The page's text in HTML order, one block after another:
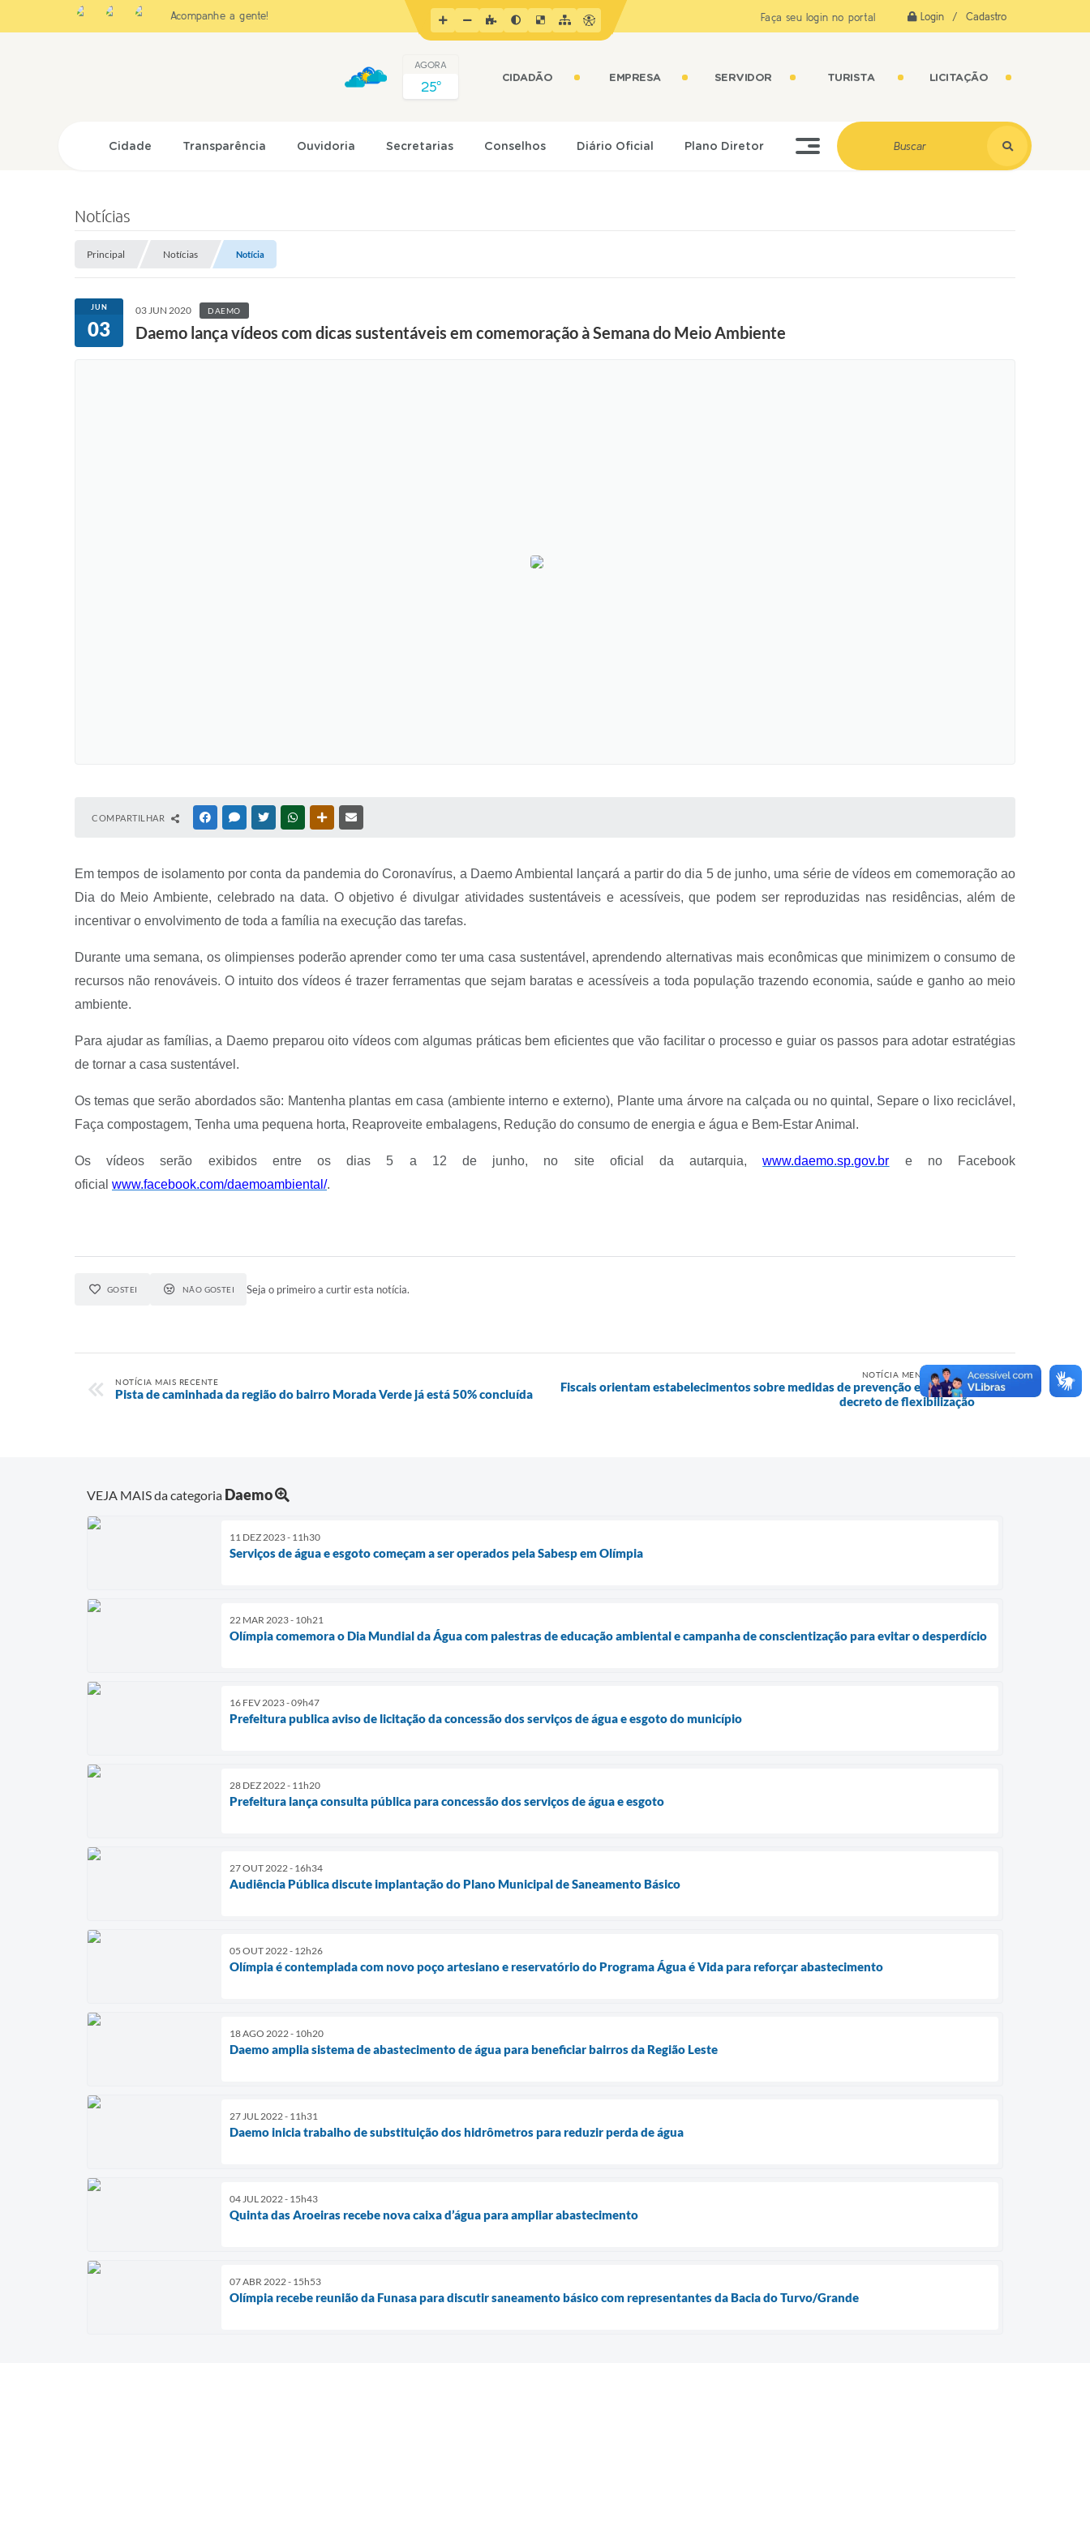
Faça seu login no portal Login / Cadastro
Acompanhe a gente!
CIDADÃO EMPRESA SERVIDOR TURISTA LICITAÇÃO
AGORA
25º
Cidade Transparência Ouvidoria Secretarias Conselhos Diário Oficial Plano Diretor
Notícias
Principal Notícias Notícia
JUN
03
03 JUN 2020 DAEMO
Daemo lança vídeos com dicas sustentáveis em comemoração à Semana do Meio Ambiente
COMPARTILHAR FACEBOOKMESSENGER
TWITTERWHATSAPPOUTRAS MÍDIAS
Em tempos de isolamento por conta da pandemia do Coronavírus, a Daemo Ambiental lançará a partir do dia 5 de junho, uma série de vídeos em comemoração ao
Dia do Meio Ambiente, celebrado na data. O objetivo é divulgar atividades sustentáveis e acessíveis, que podem ser reproduzidas nas residências, além de
incentivar o envolvimento de toda a família na execução das tarefas.
Durante uma semana, os olimpienses poderão aprender como ter uma casa sustentável, aprendendo alternativas mais econômicas que minimizem o consumo de
recursos não renováveis. O intuito dos vídeos é trazer ferramentas que sejam baratas e acessíveis a toda população trazendo economia, saúde e ganho ao meio
ambiente.
Para ajudar as famílias, a Daemo preparou oito vídeos com algumas práticas bem eficientes que vão facilitar o processo e guiar os passos para adotar estratégias
de tornar a casa sustentável.
Os temas que serão abordados são: Mantenha plantas em casa (ambiente interno e externo), Plante uma árvore na calçada ou no quintal, Separe o lixo reciclável,
Faça compostagem, Tenha uma pequena horta, Reaproveite embalagens, Redução do consumo de energia e água e Bem-Estar Animal.
Os vídeos serão exibidos entre os dias 5 a 12 de junho, no site oficial da autarquia,www.daemo.sp.gov.br e no Facebook
oficial www.facebook.com/daemoambiental/.
GOSTEI NÃO GOSTEI Seja o primeiro a curtir esta notícia.
NOTÍCIA MAIS RECENTE
Pista de caminhada da região do bairro Morada Verde já está 50% concluída
NOTÍCIA MENOS RECENTE
Fiscais orientam estabelecimentos sobre medidas de prevenção e regras do
decreto de flexibilização
VEJA MAIS da categoria Daemo
11 DEZ 2023 - 11h30
Serviços de água e esgoto começam a ser operados pela Sabesp em Olímpia
22 MAR 2023 - 10h21
Olímpia comemora o Dia Mundial da Água com palestras de educação ambiental e campanha de conscientização para evitar o desperdício
16 FEV 2023 - 09h47
Prefeitura publica aviso de licitação da concessão dos serviços de água e esgoto do município
28 DEZ 2022 - 11h20
Prefeitura lança consulta pública para concessão dos serviços de água e esgoto
27 OUT 2022 - 16h34
Audiência Pública discute implantação do Plano Municipal de Saneamento Básico
05 OUT 2022 - 12h26
Olímpia é contemplada com novo poço artesiano e reservatório do Programa Água é Vida para reforçar abastecimento
18 AGO 2022 - 10h20
Daemo amplia sistema de abastecimento de água para beneficiar bairros da Região Leste
27 JUL 2022 - 11h31
Daemo inicia trabalho de substituição dos hidrômetros para reduzir perda de água
04 JUL 2022 - 15h43
Quinta das Aroeiras recebe nova caixa d’água para ampliar abastecimento
07 ABR 2022 - 15h53
Olímpia recebe reunião da Funasa para discutir saneamento básico com representantes da Bacia do Turvo/Grande